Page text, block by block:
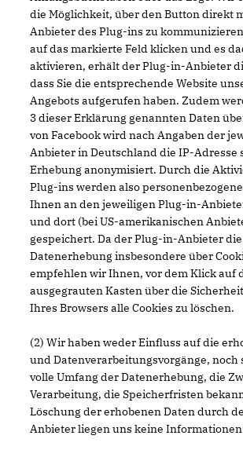
die Möglichkeit, über den Button direkt
Anbieter des Plug-ins zu
auf das markierte Feld klicken und es
aktivieren, erhält der Plug-in-Anbieter
dass Sie die entsprechende Website
Angebots aufgerufen haben. Zudem
3 dieser Erklärung genannten Daten
von Facebook wird nach Angaben der
Anbieter in Deutschland die IP-Adresse
Erhebung anonymisiert. Durch die
Plug-ins werden also
Ihnen an den jeweiligen Plug-in-
und dort (bei US-amerikanischen
gespeichert. Da der Plug-in-Anbieter die
Datenerhebung insbesondere über
empfehlen wir Ihnen, vor dem Klick auf
ausgegrauten Kasten über die
Ihres Browsers alle Cookies zu löschen.
(2) Wir haben weder Einfluss auf die
und Datenverarbeitungsvorgänge, noch
volle Umfang der Datenerhebung, die
Verarbeitung, die Speicherfristen
Löschung der erhobenen Daten durch
Anbieter liegen uns keine Informationen